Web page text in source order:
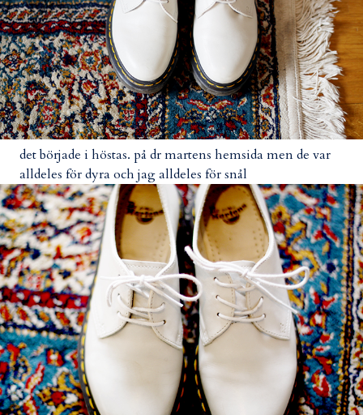
det började i höstas. på dr martens hemsida men de var
alldeles för dyra och jag alldeles för snål